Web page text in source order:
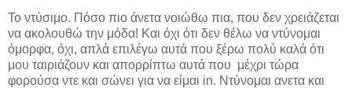
Το ντύσιμο. Πόσο πιο άνετα νοιώθω πια, που δεν χρειάζεται
να ακολουθώ την μόδα! Και όχι ότι δεν θέλω να ντύνομαι
όμορφα, όχι, απλά επιλέγω αυτά που ξέρω πολύ καλά ότι
μου ταιριάζουν και απορρίπτω αυτά που μέχρι τώρα
φορούσα ντε και σώνει για να είμαι in. Ντύνομαι ανετα και